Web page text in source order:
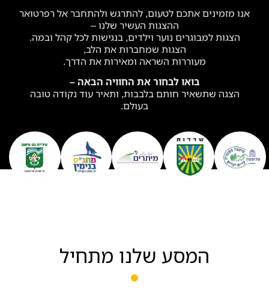
אנו מזמינים אתכם לטעום, להתרגש ולהתחבר אל רפרטואר
ההצגות העשיר שלנו –
הצגות למבוגרים נוער וילדים, בנגישות לכל קהל ובמה.
הצגות שמחברות את הלב,
מעוררות השראה ומאירות את הדרך.
בואו לבחור את החוויה הבאה –
הצגה שתשאיר חותם בלבבות, ותאיר עוד נקודה טובה
בעולם.
המסע שלנו מתחיל